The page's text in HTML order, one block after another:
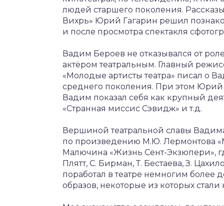
людей старшего поколения.
Вихрь» Юрий Гагарин решил
и после просмотра спектакля
Вадим Бероев не отказывался от
актёром театральным. Главный
«Молодые артисты театра» писал о
среднего поколения. При этом Юрий
Вадим показал себя как крупный
«Странная миссис Сэвидж» и т.д.
Вершиной театральной славы
по произведению М.Ю. Лермонтова
Малючина «Жизнь Сент-Экзюпери»,
Плятт, С. Бирман, Т. Бестаева, З.
поработал в театре немногим более
образов, некоторые из которых